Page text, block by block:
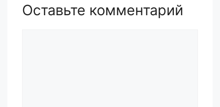
Оставьте комментарий